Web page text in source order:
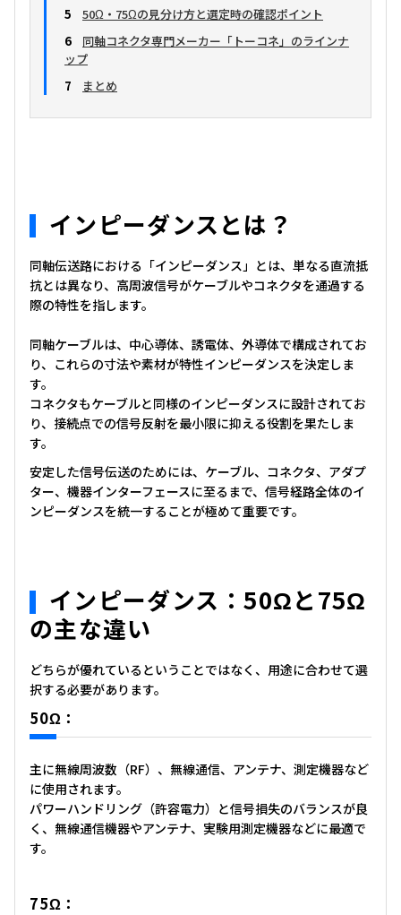
5
50Ω・75Ωの見分け方と選定時の確認ポイント
6
同軸コネクタ専門メーカー「トーコネ」のラインナ
ップ
7
まとめ
インピーダンスとは？
同軸伝送路における「インピーダンス」とは、単なる直流抵
抗とは異なり、高周波信号がケーブルやコネクタを通過する
際の特性を指します。
同軸ケーブルは、中心導体、誘電体、外導体で構成されてお
り、これらの寸法や素材が特性インピーダンスを決定しま
す。
コネクタもケーブルと同様のインピーダンスに設計されてお
り、接続点での信号反射を最小限に抑える役割を果たしま
す。
安定した信号伝送のためには、ケーブル、コネクタ、アダプ
ター、機器インターフェースに至るまで、信号経路全体のイ
ンピーダンスを統一することが極めて重要です。
インピーダンス：50Ωと75Ω
の主な違い
どちらが優れているということではなく、用途に合わせて選
択する必要があります。
50Ω：
主に無線周波数（RF）、無線通信、アンテナ、測定機器など
に使用されます。
パワーハンドリング（許容電力）と信号損失のバランスが良
く、無線通信機器やアンテナ、実験用測定機器などに最適で
す。
75Ω：